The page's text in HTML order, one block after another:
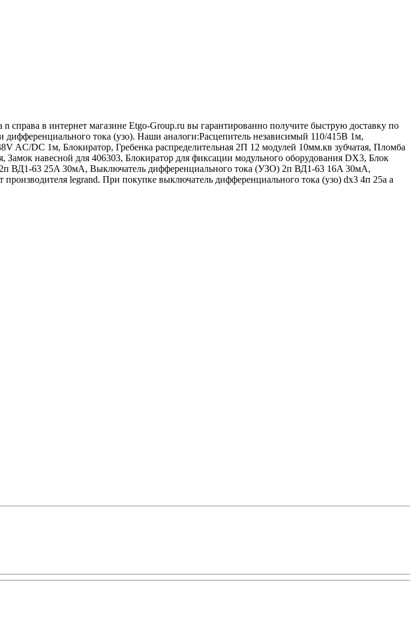
в интернет магазине Etgo-Group.ru вы гарантированно получите быструю доставку по
тока (узо). Наши аналоги:Расцепитель независимый 110/415В 1м,
AC/DC 1м, Блокиратор, Гребенка распределительная 2П 12 модулей 10мм.кв зубчатая, Пломба
навесной для 406303, Блокиратор для фиксации модульного оборудования DX3, Блок
ВД1-63 25A 30мA, Выключатель дифференциального тока (УЗО) 2п ВД1-63 16A 30мA,
legrand. При покупке выключатель дифференциального тока (узо) dx3 4п 25а а